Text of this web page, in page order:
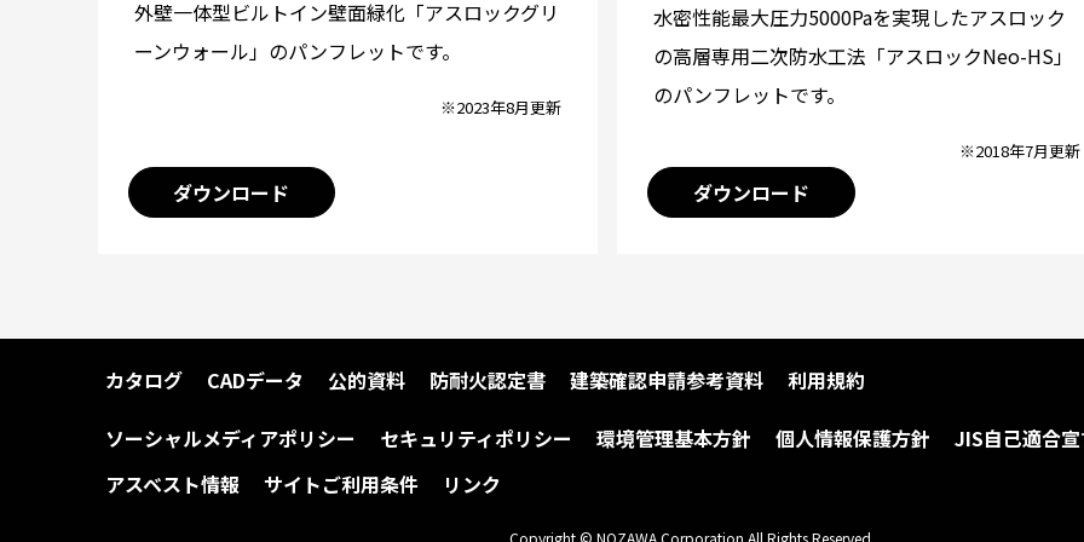
外壁一体型ビルトイン壁面緑化「アスロックグリ
ーンウォール」のパンフレットです。
※2023年8月更新
ダウンロード
水密性能最大圧力5000Paを実現したアスロック
の高層専用二次防水工法「アスロックNeo-HS」
のパンフレットです。
※2018年7月更新
ダウンロード
カタログ CADデータ 公的資料 防耐火認定書 建築確認申請参考資料
利用規約
ソーシャルメディアポリシー
セキュリティポリシー 環境管理基本方針 個人情報保護方針
JIS自己適合
アスベスト情報
サイトご利用条件 リンク
Copyright © NOZAWA Corporation All Rights Reserved.